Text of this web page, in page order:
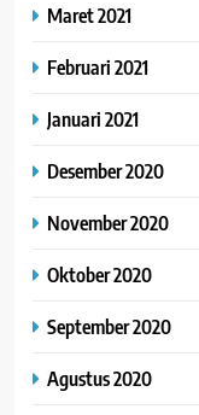
Maret 2021
Februari 2021
Januari 2021
Desember 2020
November 2020
Oktober 2020
September 2020
Agustus 2020